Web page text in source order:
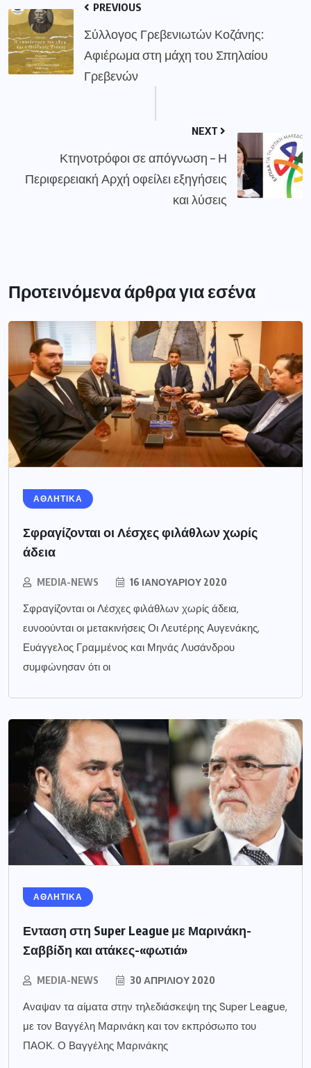
PREVIOUS
Σύλλογος Γρεβενιωτών Κοζάνης:
Αφιέρωμα στη μάχη του Σπηλαίου
Γρεβενών
NEXT
Κτηνοτρόφοι σε απόγνωση – Η
Περιφερειακή Αρχή οφείλει εξηγήσεις
και λύσεις
Προτεινόμενα άρθρα για εσένα
ΑΘΛΗΤΙΚΑ
Σφραγίζονται οι Λέσχες φιλάθλων χωρίς
άδεια
MEDIA-NEWS 16 ΙΑΝΟΥΑΡΊΟΥ 2020
Σφραγίζονται οι Λέσχες φιλάθλων χωρίς άδεια,
ευνοούνται οι μετακινήσεις Οι Λευτέρης Αυγενάκης,
Ευάγγελος Γραμμένος και Μηνάς Λυσάνδρου
συμφώνησαν ότι οι
ΑΘΛΗΤΙΚΑ
Ενταση στη Super League με Μαρινάκη-
Σαββίδη και ατάκες-«φωτιά»
MEDIA-NEWS 30 ΑΠΡΙΛΊΟΥ 2020
Αναψαν τα αίματα στην τηλεδιάσκεψη της Super League,
με τον Βαγγέλη Μαρινάκη και τον εκπρόσωπο του
ΠΑΟΚ. Ο Βαγγέλης Μαρινάκης